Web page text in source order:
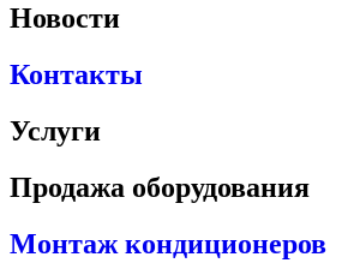
Новости
Контакты
Услуги
Продажа оборудования
Монтаж кондиционеров